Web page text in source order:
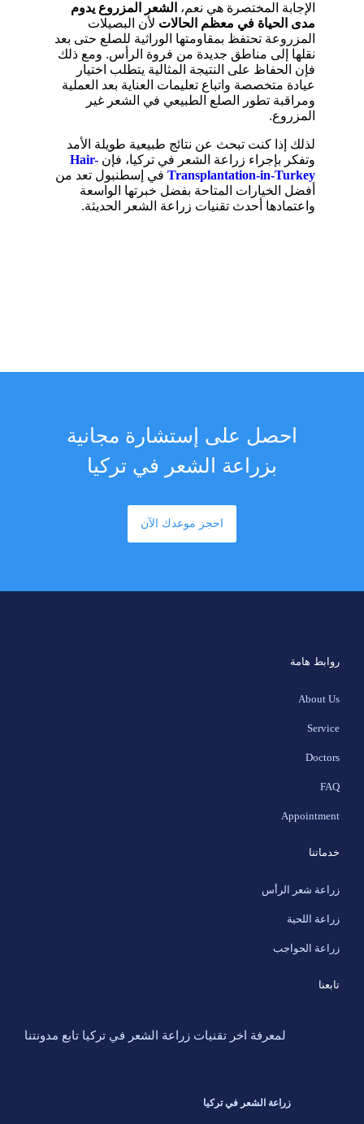
الإجابة المختصرة هي نعم، الشعر المزروع يدوم
مدى الحياة في معظم الحالات لأن البصيلات
المزروعة تحتفظ بمقاومتها الوراثية للصلع حتى بعد
نقلها إلى مناطق جديدة من فروة الرأس. ومع ذلك
فإن الحفاظ على النتيجة المثالية يتطلب اختيار
عيادة متخصصة واتباع تعليمات العناية بعد العملية
ومراقبة تطور الصلع الطبيعي في الشعر غير
المزروع.
لذلك إذا كنت تبحث عن نتائج طبيعية طويلة الأمد
وتفكر بإجراء زراعة الشعر في تركيا، فإن Hair-
Transplantation-in-Turkey في إسطنبول تعد من
أفضل الخيارات المتاحة بفضل خبرتها الواسعة
واعتمادها أحدث تقنيات زراعة الشعر الحديثة.
احصل على إستشارة مجانية
بزراعة الشعر في تركيا
احجز موعدك الآن
روابط هامة
About Us
Service
Doctors
FAQ
Appointment
خدماتنا
زراعة شعر الرأس
زراعة اللحية
زراعة الحواجب
تابعنا
لمعرفة اخر تقنيات زراعة الشعر في تركيا تابع مدونتنا
زراعة الشعر في تركيا